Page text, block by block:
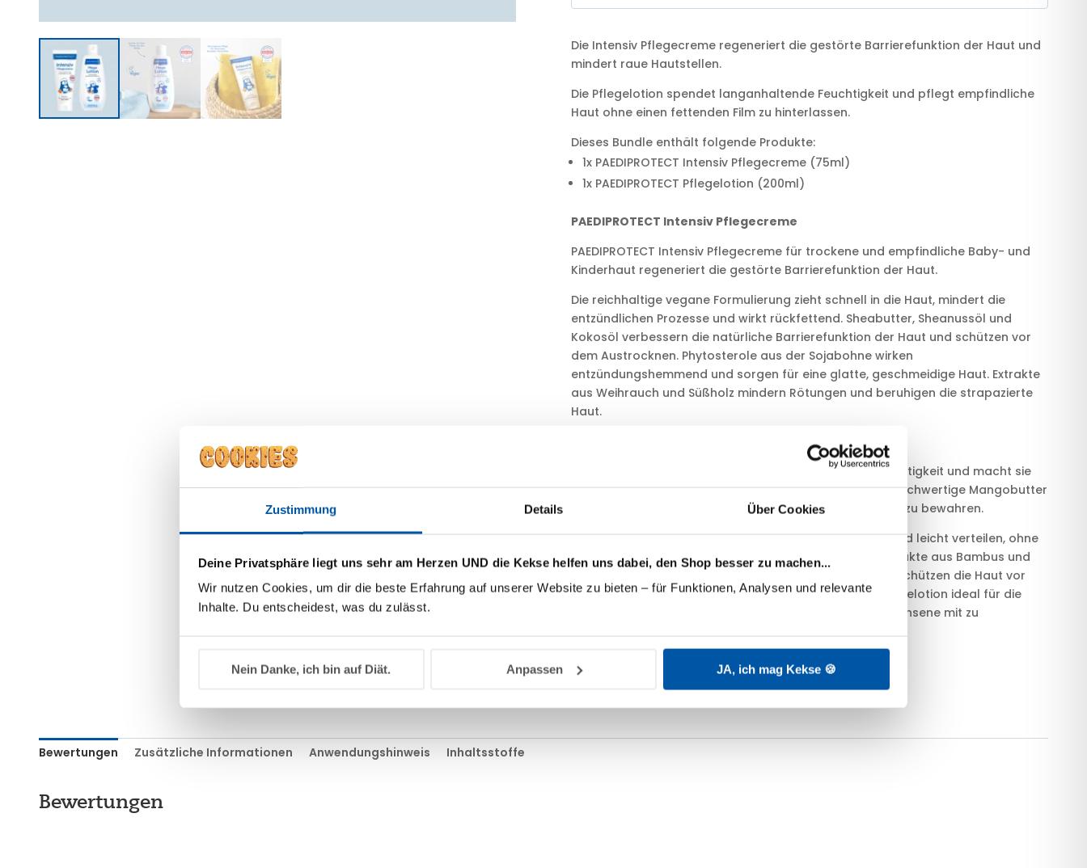
Zustimmung Details Über Cookies
Deine Privatsphäre liegt uns sehr am Herzen UND die Kekse helfen uns dabei, den Shop besser zu machen...
Wir nutzen Cookies, um dir die beste Erfahrung auf unserer Website zu bieten – für Funktionen, Analysen und relevante
Inhalte. Du entscheidest, was du zulässt.
Nein Danke, ich bin auf Diät. Anpassen JA, ich mag Kekse 🍪
Die Intensiv Pflegecreme regeneriert die gestörte Barrierefunktion der Haut und
mindert raue Hautstellen.
Die Pflegelotion spendet langanhaltende Feuchtigkeit und pflegt empfindliche
Haut ohne einen fettenden Film zu hinterlassen.
Dieses Bundle enthält folgende Produkte:
1x PAEDIPROTECT Intensiv Pflegecreme (75ml)
1x PAEDIPROTECT Pflegelotion (200ml)
PAEDIPROTECT Intensiv Pflegecreme
PAEDIPROTECT Intensiv Pflegecreme für trockene und empfindliche Baby- und
Kinderhaut regeneriert die gestörte Barrierefunktion der Haut.
Die reichhaltige vegane Formulierung zieht schnell in die Haut, mindert die
entzündlichen Prozesse und wirkt rückfettend. Sheabutter, Sheanussöl und
Kokosöl verbessern die natürliche Barrierefunktion der Haut und schützen vor
dem Austrocknen. Phytosterole aus der Sojabohne wirken
entzündungshemmend und sorgen für eine glatte, geschmeidige Haut. Extrakte
aus Weihrauch und Süßholz mindern Rötungen und beruhigen die strapazierte
Haut.
Die Pflegelotion spendet der Haut langanhaltende Feuchtigkeit und macht sie
zart und geschmeidig.Panthenol, reinesJojobaölund hochwertige Mangobutter
unterstützen die Haut darin, ihren natürlichen Schutzfilm zu bewahren.
Dank ihrer leichten Textur lässt sie sich gut auftragen und leicht verteilen, ohne
einen fettenden Film zu hinterlassen. Die natürlichen Extrakte aus Bambus und
grünem Tee haben eine hautberuhigende Wirkung und schützen die Haut vor
Austrocknung und äußeren Einflüssen. Damit ist die Pflegelotion ideal für die
empfindliche Baby- und Kinderhaut aber auch für Erwachsene mit zu
Natürlich vegan, parfümfrei und ohne Mikroplastik.
Bewertungen Zusätzliche Informationen Anwendungshinweis Inhaltsstoffe
Bewertungen